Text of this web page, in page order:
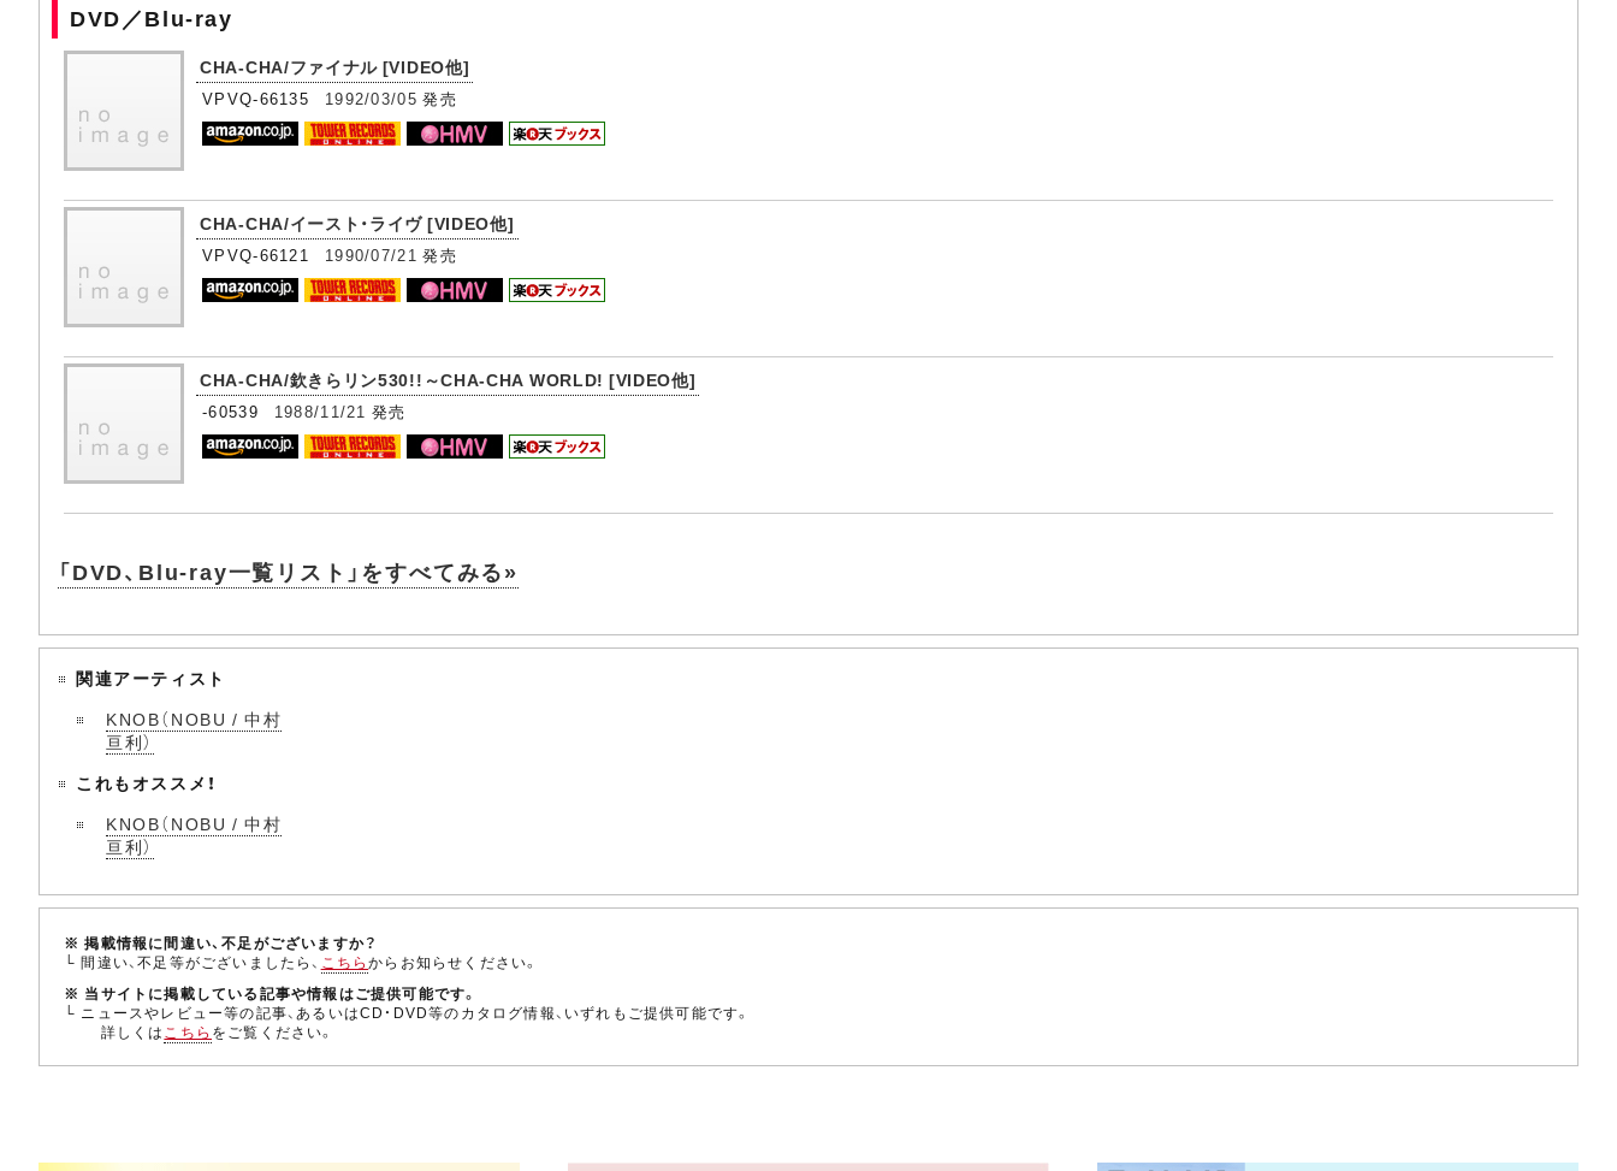
DVD／Blu-ray
CHA-CHA/ファイナル [VIDEO他]
VPVQ-66135 1992/03/05 発売
CHA-CHA/イースト・ライヴ [VIDEO他]
VPVQ-66121 1990/07/21 発売
CHA-CHA/欽きらリン530!!～CHA-CHA WORLD! [VIDEO他]
-60539 1988/11/21 発売
「DVD、Blu-ray一覧リスト」をすべてみる»
関連アーティスト
KNOB（NOBU / 中村
亘利）
これもオススメ！
KNOB（NOBU / 中村
亘利）
※ 掲載情報に間違い、不足がございますか？
└ 間違い、不足等がございましたら、 こちらからお知らせください。
※ 当サイトに掲載している記事や情報はご提供可能です。
└ ニュースやレビュー等の記事、あるいはCD・DVD等のカタログ情報、いずれもご提供可能です。
詳しくはこちら をご覧ください。